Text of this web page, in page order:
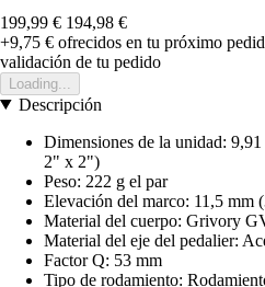
199,99 € 194,98 €
+9,75 € ofrecidos en tu próximo
validación de tu pedido
Loading...
Descripción
Dimensiones de la unidad:
2" x 2")
Peso: 222 g el par
Elevación del marco: 11,5
Material del cuerpo: Grivory
Material del eje del pedalier:
Factor Q: 53 mm
Tipo de rodamiento: